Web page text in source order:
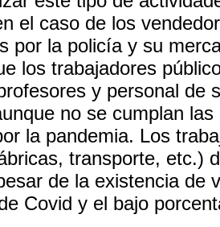
el caso de los
por la policía y su
los trabajadores
y personal de
no se cumplan las
la pandemia. Los
transporte, etc.)
de la existencia de
Covid y el bajo